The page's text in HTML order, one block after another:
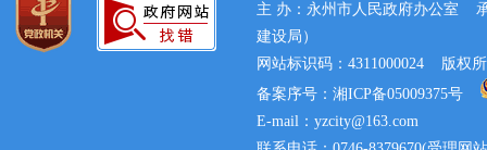
主 办：永州市人民政府办公室
建设局）
网站标识码：4311000024 版权
备案序号：湘ICP备05009375号
E-mail：yzcity@163.com